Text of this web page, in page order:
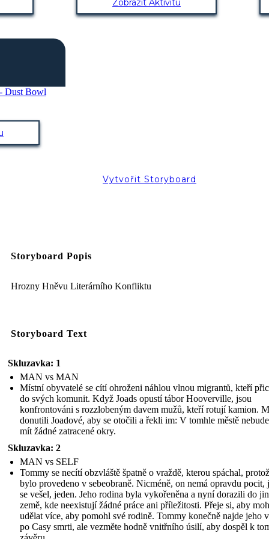
Zobrazit Aktivitu
Vytvořit Storyboard
Storyboard Popis
Hrozny Hněvu Literárního Konfliktu
Storyboard Text
Skluzavka: 1
MAN vs MAN
Místní obyvatelé se cítí ohroženi náhlou vlnou migrantů, kteří
do svých komunit. Když Joads opustí tábor Hooverville, jsou
konfrontováni s rozzlobeným davem mužů, kteří rotují kamion.
donutili Joadové, aby se otočili a řekli im: V tomhle městě
mít žádné zatracené okry.
Skluzavka: 2
MAN vs SELF
Tommy se necítí obzvláště špatně o vraždě, kterou spáchal,
bylo provedeno v sebeobraně. Nicméně, on nemá opravdu pocit,
se vešel, jeden. Jeho rodina byla vykořeněna a nyní dorazili do
země, kde neexistují žádné práce ani příležitosti. Přeje si, aby
udělat více, aby pomohl své rodině. Tommy konečně najde jeho
po Casy smrti, ale vezměte hodně vnitřního úsilí, aby dospěl k